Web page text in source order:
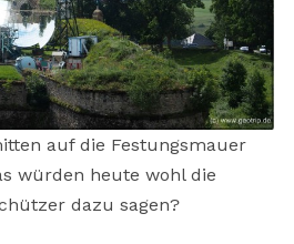
auf die Festungsmauer
würden heute wohl die
dazu sagen?